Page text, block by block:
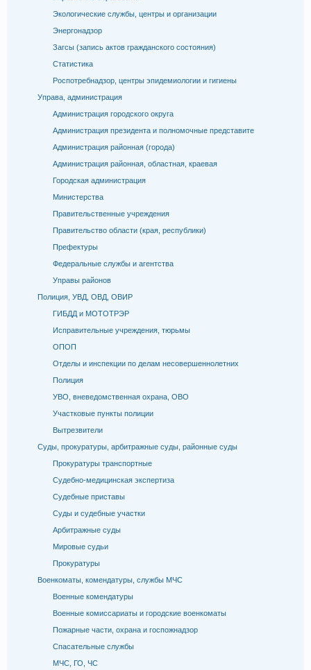
Экологические службы, центры и организации
Энергонадзор
Загсы (запись актов гражданского состояния)
Статистика
Роспотребнадзор, центры эпидемиологии и гигиены
Управа, администрация
Администрация городского округа
Администрация президента и полномочные представите
Администрация районная (города)
Администрация районная, областная, краевая
Городская администрация
Министерства
Правительственные учреждения
Правительство области (края, республики)
Префектуры
Федеральные службы и агентства
Управы районов
Полиция, УВД, ОВД, ОВИР
ГИБДД и МОТОТРЭР
Исправительные учреждения, тюрьмы
ОПОП
Отделы и инспекции по делам несовершеннолетних
Полиция
УВО, вневедомственная охрана, ОВО
Участковые пункты полиции
Вытрезвители
Суды, прокуратуры, арбитражные суды, районные суды
Прокуратуры транспортные
Судебно-медицинская экспертиза
Судебные приставы
Суды и судебные участки
Арбитражные суды
Мировые судьи
Прокуратуры
Военкоматы, комендатуры, службы МЧС
Военные комендатуры
Военные комиссариаты и городские военкоматы
Пожарные части, охрана и госпожнадзор
Спасательные службы
МЧС, ГО, ЧС